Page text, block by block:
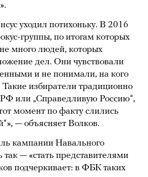
уходил потихоньку. В 2016
группы, по итогам которых
много людей, которых
дел. Они чувствовали
и не понимали, на кого
Такие избиратели традиционно
или „Справедливую Россию“,
момент по факту слились
— объясняет Волков.
кампании Навального
— «стать представителями
подчеркивает: в ФБК таких